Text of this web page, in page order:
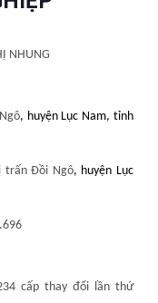
NHUNG
, huyện Lục Nam, tỉnh
trấn Đồi Ngô, huyện Lục
cấp thay đổi lần thứ